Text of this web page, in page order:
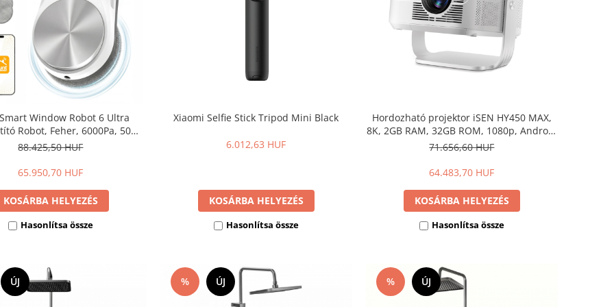
Window Robot 6 Ultra
Robot, Feher, 6000Pa, 50ml
iHunt Home Alkalmazás,
88.425,50 HUF
65.950,70 HUF
KOSÁRBA HELYEZÉS
Hasonlítsa össze
Xiaomi Selfie Stick Tripod Mini Black
6.012,63 HUF
KOSÁRBA HELYEZÉS
Hasonlítsa össze
Hordozható projektor iSEN HY450 MAX,
8K, 2GB RAM, 32GB ROM, 1080p, Android
14, Allwinner H726 Quad-core, 900
71.656,60 HUF
64.483,70 HUF
KOSÁRBA HELYEZÉS
Hasonlítsa össze
ÚJ % ÚJ % ÚJ